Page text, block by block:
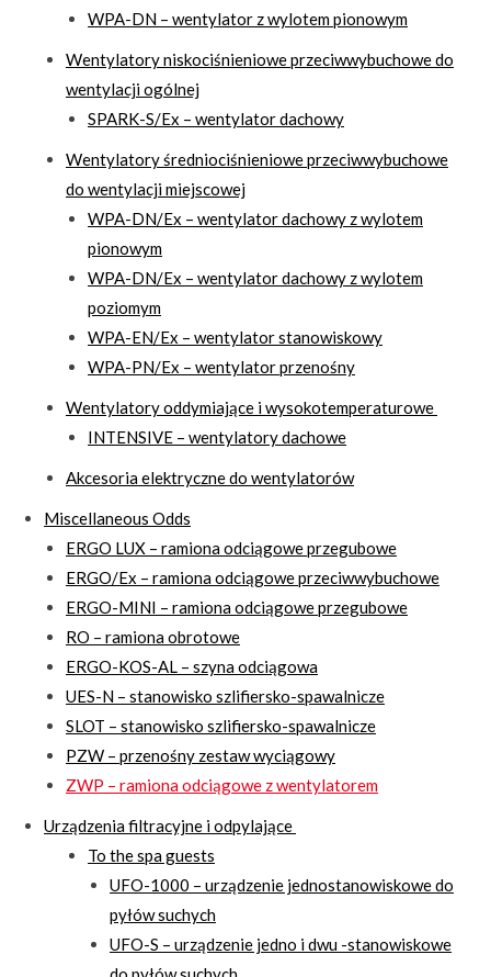
WPA-DN – wentylator z wylotem pionowym
Wentylatory niskociśnieniowe przeciwwybuchowe do
wentylacji ogólnej
SPARK-S/Ex – wentylator dachowy
Wentylatory średniociśnieniowe przeciwwybuchowe
do wentylacji miejscowej
WPA-DN/Ex – wentylator dachowy z wylotem
pionowym
WPA-DN/Ex – wentylator dachowy z wylotem
poziomym
WPA-EN/Ex – wentylator stanowiskowy
WPA-PN/Ex – wentylator przenośny
Wentylatory oddymiające i wysokotemperaturowe
INTENSIVE – wentylatory dachowe
Akcesoria elektryczne do wentylatorów
Miscellaneous Odds
ERGO LUX – ramiona odciągowe przegubowe
ERGO/Ex – ramiona odciągowe przeciwwybuchowe
ERGO-MINI – ramiona odciągowe przegubowe
RO – ramiona obrotowe
ERGO-KOS-AL – szyna odciągowa
UES-N – stanowisko szlifiersko-spawalnicze
SLOT – stanowisko szlifiersko-spawalnicze
PZW – przenośny zestaw wyciągowy
ZWP – ramiona odciągowe z wentylatorem
Urządzenia filtracyjne i odpylające
To the spa guests
UFO-1000 – urządzenie jednostanowiskowe do
pyłów suchych
UFO-S – urządzenie jedno i dwu -stanowiskowe